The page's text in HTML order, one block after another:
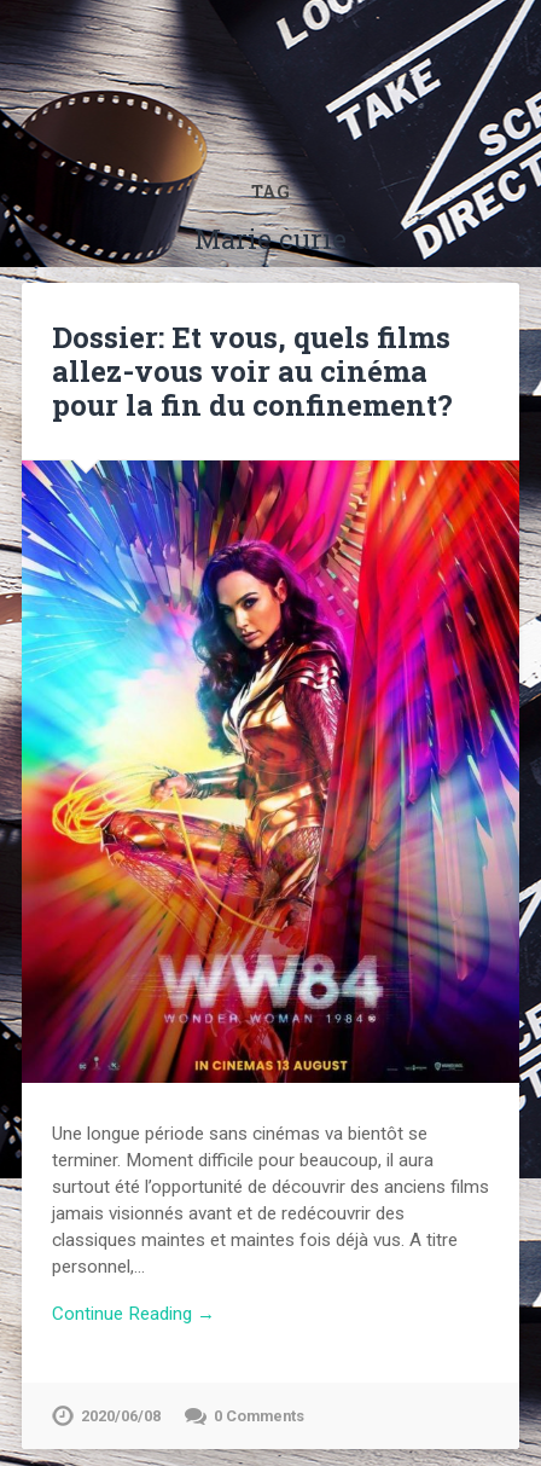
TAG
Marie curie
Dossier: Et vous, quels films
allez-vous voir au cinéma
pour la fin du confinement?
Une longue période sans cinémas va bientôt se
terminer. Moment difficile pour beaucoup, il aura
surtout été l’opportunité de découvrir des anciens films
jamais visionnés avant et de redécouvrir des
classiques maintes et maintes fois déjà vus. A titre
personnel,…
Continue Reading →
2020/06/08 0 Comments